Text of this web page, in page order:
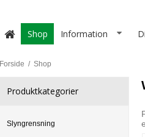
Shop Information
Forside / Shop
Produktkategorier
Slyngrensning